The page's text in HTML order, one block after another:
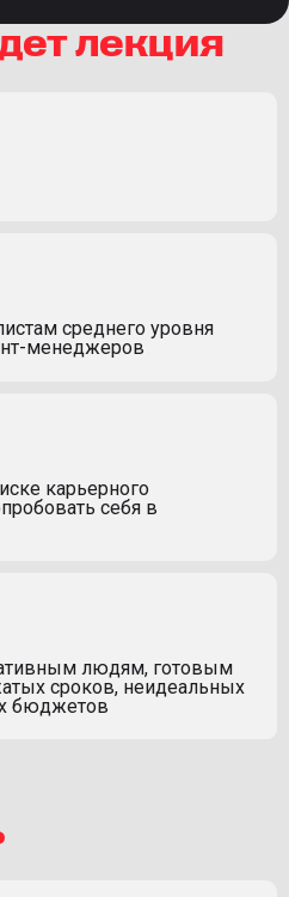
лекция
среднего уровня
менеджеров
карьерного
себя в
людям, готовым
сроков, неидеальных
бюджетов